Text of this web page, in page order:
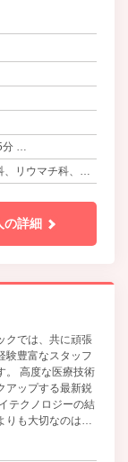
分
、リウマチ科、外
の詳細
クでは、共に頑張
験豊富なスタッフ
。 高度な医療技術
アップする最新鋭
テクノロジーの結
りも大切なのは人
と医療を結ぶ。当
とりの健康と幸